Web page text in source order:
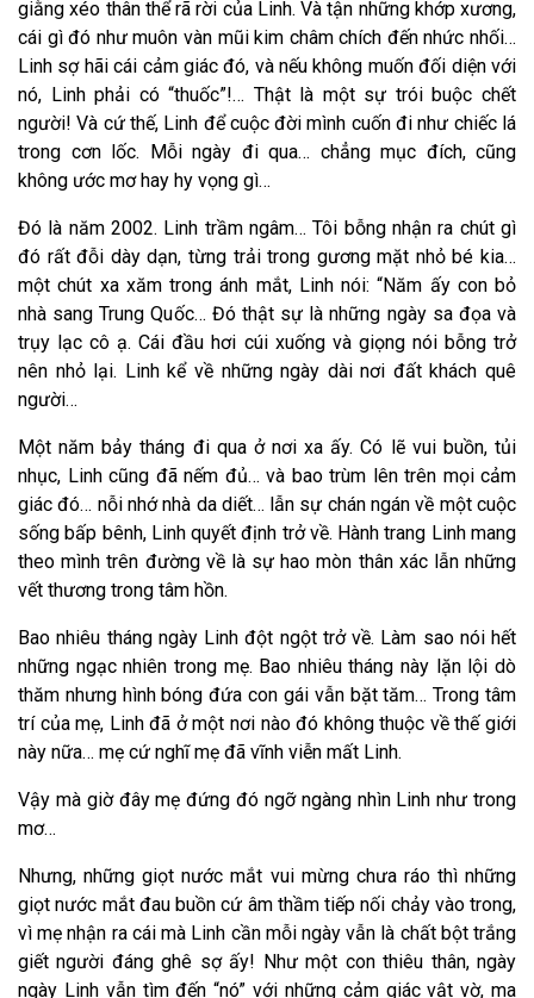
giằng xéo thân thể rã rời của Linh. Và tận những khớp xương,
cái gì đó như muôn vàn mũi kim châm chích đến nhức nhối…
Linh sợ hãi cái cảm giác đó, và nếu không muốn đối diện với
nó, Linh phải có “thuốc”!… Thật là một sự trói buộc chết
người! Và cứ thế, Linh để cuộc đời mình cuốn đi như chiếc lá
trong cơn lốc. Mỗi ngày đi qua… chẳng mục đích, cũng
không ước mơ hay hy vọng gì…
Đó là năm 2002. Linh trầm ngâm… Tôi bỗng nhận ra chút gì
đó rất đỗi dày dạn, từng trải trong gương mặt nhỏ bé kia…
một chút xa xăm trong ánh mắt, Linh nói: “Năm ấy con bỏ
nhà sang Trung Quốc… Đó thật sự là những ngày sa đọa và
trụy lạc cô ạ. Cái đầu hơi cúi xuống và giọng nói bỗng trở
nên nhỏ lại. Linh kể về những ngày dài nơi đất khách quê
người…
Một năm bảy tháng đi qua ở nơi xa ấy. Có lẽ vui buồn, tủi
nhục, Linh cũng đã nếm đủ… và bao trùm lên trên mọi cảm
giác đó… nỗi nhớ nhà da diết… lẫn sự chán ngán về một cuộc
sống bấp bênh, Linh quyết định trở về. Hành trang Linh mang
theo mình trên đường về là sự hao mòn thân xác lẫn những
vết thương trong tâm hồn.
Bao nhiêu tháng ngày Linh đột ngột trở về. Làm sao nói hết
những ngạc nhiên trong mẹ. Bao nhiêu tháng này lặn lội dò
thăm nhưng hình bóng đứa con gái vẫn bặt tăm… Trong tâm
trí của mẹ, Linh đã ở một nơi nào đó không thuộc về thế giới
này nữa… mẹ cứ nghĩ mẹ đã vĩnh viễn mất Linh.
Vậy mà giờ đây mẹ đứng đó ngỡ ngàng nhìn Linh như trong
mơ…
Nhưng, những giọt nước mắt vui mừng chưa ráo thì những
giọt nước mắt đau buồn cứ âm thầm tiếp nối chảy vào trong,
vì mẹ nhận ra cái mà Linh cần mỗi ngày vẫn là chất bột trắng
giết người đáng ghê sợ ấy! Như một con thiêu thân, ngày
ngày Linh vẫn tìm đến “nó” với những cảm giác vật vờ, ma